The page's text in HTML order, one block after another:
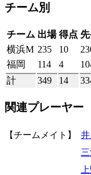
チーム別
チーム 出場 得点
横浜M 235 10
福岡
114 4
計
349 14
関連プレーヤー
チームメイト